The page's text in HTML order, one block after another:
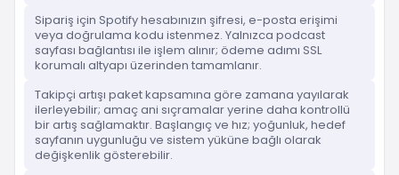
Sipariş için Spotify hesabınızın şifresi, e-posta erişimi
veya doğrulama kodu istenmez. Yalnızca podcast
sayfası bağlantısı ile işlem alınır; ödeme adımı SSL
korumalı altyapı üzerinden tamamlanır.
Takipçi artışı paket kapsamına göre zamana yayılarak
ilerleyebilir; amaç ani sıçramalar yerine daha kontrollü
bir artış sağlamaktır. Başlangıç ve hız; yoğunluk, hedef
sayfanın uygunluğu ve sistem yüküne bağlı olarak
değişkenlik gösterebilir.